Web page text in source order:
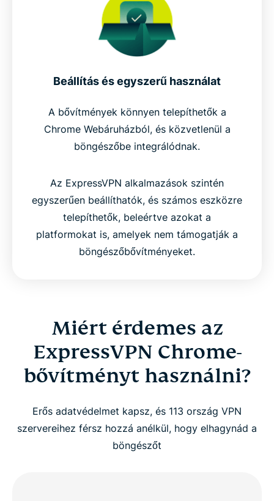
Beállítás és egyszerű használat
A bővítmények könnyen telepíthetők a
Chrome Webáruházból, és közvetlenül a
böngészőbe integrálódnak.
Az ExpressVPN alkalmazások szintén
egyszerűen beállíthatók, és számos eszközre
telepíthetők, beleértve azokat a
platformokat is, amelyek nem támogatják a
böngészőbővítményeket.
Miért érdemes az
ExpressVPN Chrome-
bővítményt használni?
Erős adatvédelmet kapsz, és 113 ország VPN
szervereihez férsz hozzá anélkül, hogy elhagynád a
böngészőt